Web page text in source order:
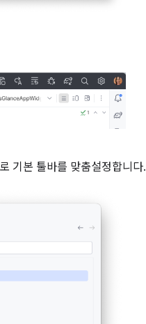
기본 툴바를 맞춤설정합니다.